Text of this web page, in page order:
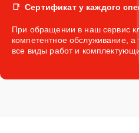
Сертификат у каждого
При обращении в наш сервис
компетентное обслуживание,
все виды работ и